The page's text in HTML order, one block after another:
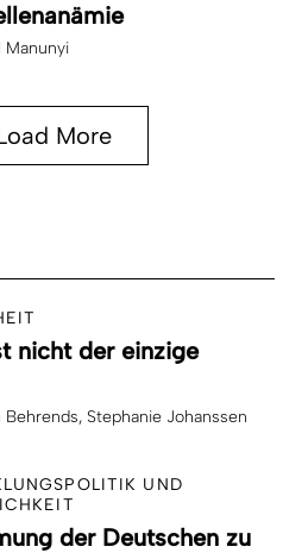
Manunyi
More
nicht der einzige
Behrends Stephanie Johanssen
UND
der Deutschen zu